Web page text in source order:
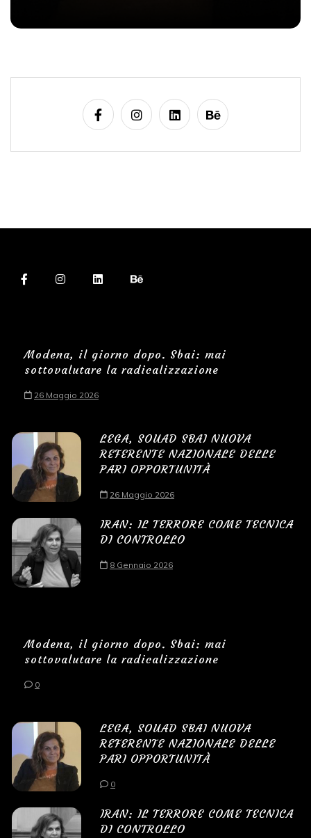
Modena, il giorno dopo. Sbai: mai
sottovalutare la radicalizzazione
26 Maggio 2026
LEGA, SOUAD SBAI NUOVA
REFERENTE NAZIONALE DELLE
PARI OPPORTUNITÀ
26 Maggio 2026
IRAN: IL TERRORE COME TECNICA
DI CONTROLLO
8 Gennaio 2026
Modena, il giorno dopo. Sbai: mai
sottovalutare la radicalizzazione
0
LEGA, SOUAD SBAI NUOVA
REFERENTE NAZIONALE DELLE
PARI OPPORTUNITÀ
0
IRAN: IL TERRORE COME TECNICA
DI CONTROLLO